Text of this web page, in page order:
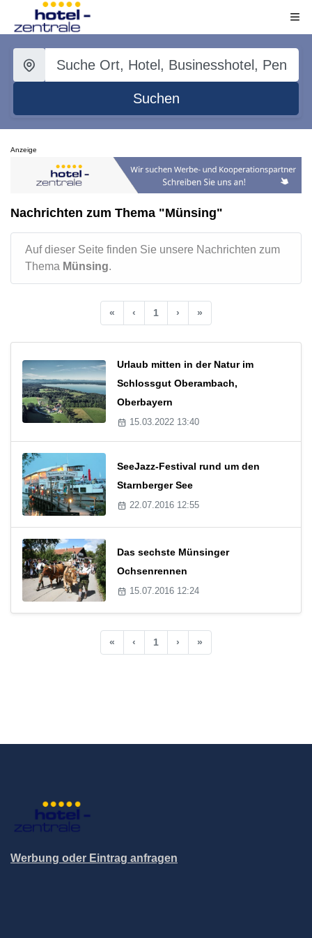
Suchen
Anzeige
Nachrichten zum Thema "Münsing"
Auf dieser Seite finden Sie unsere Nachrichten zum
Thema Münsing.
« ‹ 1 › »
Urlaub mitten in der Natur im
Schlossgut Oberambach,
Oberbayern
15.03.2022 13:40
SeeJazz-Festival rund um den
Starnberger See
22.07.2016 12:55
Das sechste Münsinger
Ochsenrennen
15.07.2016 12:24
« ‹ 1 › »
Werbung oder Eintrag anfragen